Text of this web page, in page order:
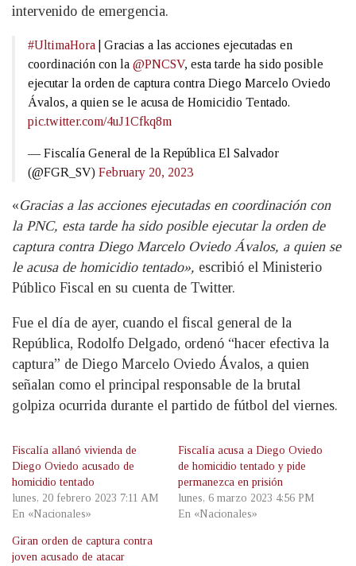
intervenido de emergencia.
#UltimaHora | Gracias a las acciones ejecutadas en
coordinación con la @PNCSV, esta tarde ha sido posible
ejecutar la orden de captura contra Diego Marcelo Oviedo
Ávalos, a quien se le acusa de Homicidio Tentado.
pic.twitter.com/4uJ1Cfkq8m
— Fiscalía General de la República El Salvador
(@FGR_SV) February 20, 2023
«Gracias a las acciones ejecutadas en coordinación con
la PNC, esta tarde ha sido posible ejecutar la orden de
captura contra Diego Marcelo Oviedo Ávalos, a quien se
le acusa de homicidio tentado», escribió el Ministerio
Público Fiscal en su cuenta de Twitter.
Fue el día de ayer, cuando el fiscal general de la
República, Rodolfo Delgado, ordenó “hacer efectiva la
captura” de Diego Marcelo Oviedo Ávalos, a quien
señalan como el principal responsable de la brutal
golpiza ocurrida durante el partido de fútbol del viernes.
Fiscalía allanó vivienda de
Diego Oviedo acusado de
homicidio tentado
lunes, 20 febrero 2023 7:11 AM
En «Nacionales»
Fiscalía acusa a Diego Oviedo
de homicidio tentado y pide
permanezca en prisión
lunes, 6 marzo 2023 4:56 PM
En «Nacionales»
Giran orden de captura contra
joven acusado de atacar